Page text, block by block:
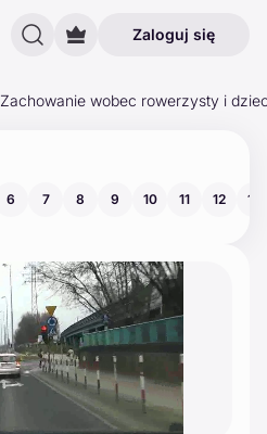
Zaloguj się
Zachowanie wobec rowerzysty i
6 7 8 9 10 11 12 13